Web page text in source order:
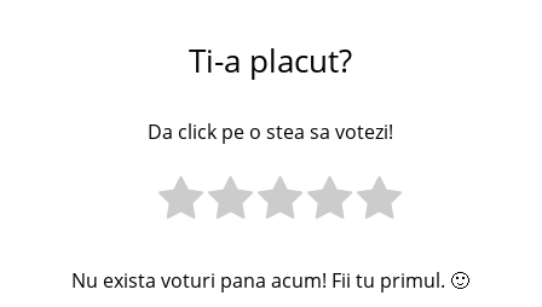
Ti-a placut?
Da click pe o stea sa votezi!
Nu exista voturi pana acum! Fii tu primul. 🙂